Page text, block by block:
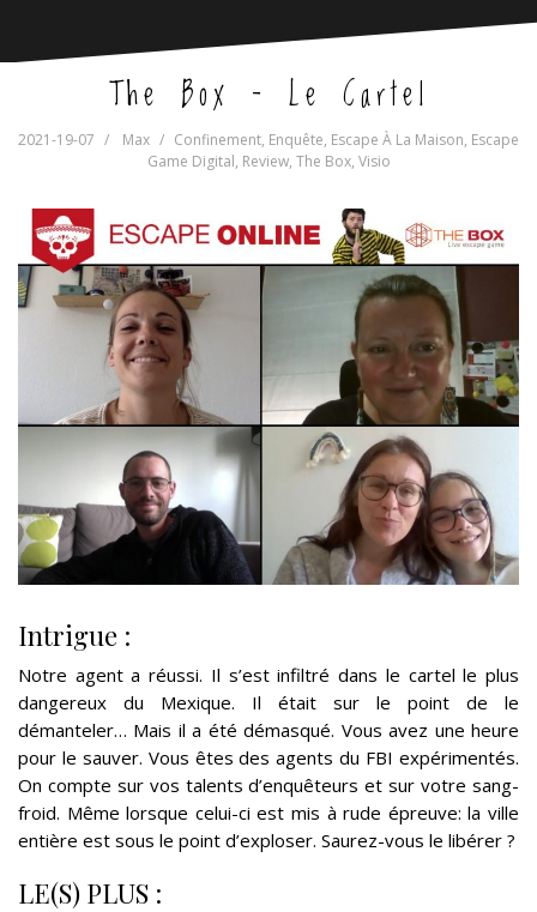
The Box – Le Cartel
2021-19-07 Max Confinement, Enquête, Escape À La Maison, Escape
Game Digital, Review, The Box, Visio
Intrigue :
Notre agent a réussi. Il s’est infiltré dans le cartel le plus
dangereux du Mexique. Il était sur le point de le
démanteler… Mais il a été démasqué. Vous avez une heure
pour le sauver. Vous êtes des agents du FBI expérimentés.
On compte sur vos talents d’enquêteurs et sur votre sang-
froid. Même lorsque celui-ci est mis à rude épreuve: la ville
entière est sous le point d’exploser. Saurez-vous le libérer ?
LE(S) PLUS :